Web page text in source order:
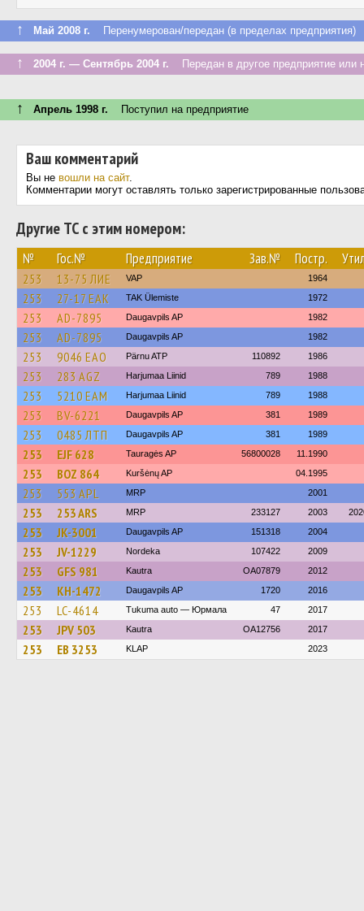
↑ Май 2008 г. Перенумерован/передан (в пределах предприятия)
↑ 2004 г. — Сентябрь 2004 г. Передан в другое предприятие или
↑ Апрель 1998 г. Поступил на предприятие
Ваш комментарий
Вы не вошли на сайт.
Комментарии могут оставлять только зарегистрированные
Другие ТС с этим номером:
№ Гос.№ Предприятие Зав.№ Постр.
253 13-75 ЛИЕ VAP 1964
253 27-17 ЕАК TAK Ülemiste 1972
253 AD-7895 Daugavpils AP 1982
253 AD-7895 Daugavpils AP 1982
253 9046 ЕАО Pärnu ATP 110892 1986
253 283 AGZ Harjumaa Liinid 789 1988
253 5210 ЕАМ Harjumaa Liinid 789 1988
253 BV-6221 Daugavpils AP 381 1989
253 0485 ЛТП Daugavpils AP 381 1989
253 EJF 628 Tauragės AP 56800028 11.1990
253 BOZ 864 Kuršėnų AP 04.1995
253 553 APL MRP 2001
253 253 ARS MRP 233127 2003
253 JK-3001 Daugavpils AP 151318 2004
253 JV-1229 Nordeka 107422 2009
253 GFS 981 Kautra OA07879 2012
253 KH-1472 Daugavpils AP 1720 2016
253 LC-4614 Tukuma auto — Юрмала 47 2017
253 JPV 503 Kautra OA12756 2017
253 EB 3253 KLAP 2023